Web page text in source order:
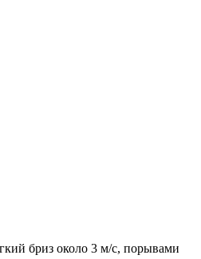
бриз около 3 м/с, порывами